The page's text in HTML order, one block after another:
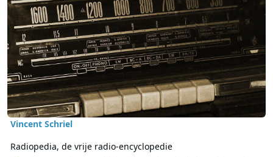
Vincent Schriel
Radiopedia, de vrije radio-encyclopedie